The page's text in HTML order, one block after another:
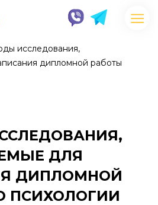
исследования,
дипломной работы
ДЛЯ
ДИПЛОМНОЙ
ПСИХОЛОГИИ